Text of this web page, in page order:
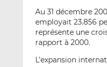
Au 31 décembre
employait 23.856
représente une
rapport à 2000.
L’expansion